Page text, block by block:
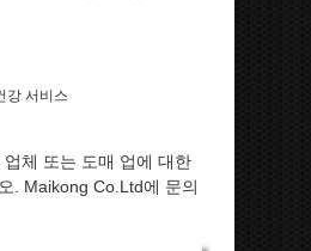
강 서비스
체 또는 도매 업에 대한
. Maikong Co.Ltd에 문의